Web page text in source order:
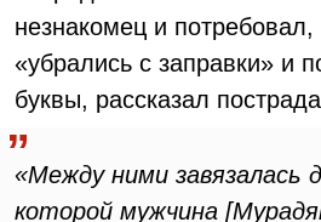
незнакомец и
«убрались с заправки» и
буквы, рассказал
«Между ними завязалась
которой мужчина